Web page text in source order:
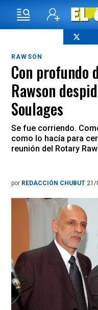
RAWSON
Con profundo
Rawson
Soulages
Se fue corriendo.
como lo hacía para
reunión del Rotary
por REDACCIÓN CHUBUT 21/